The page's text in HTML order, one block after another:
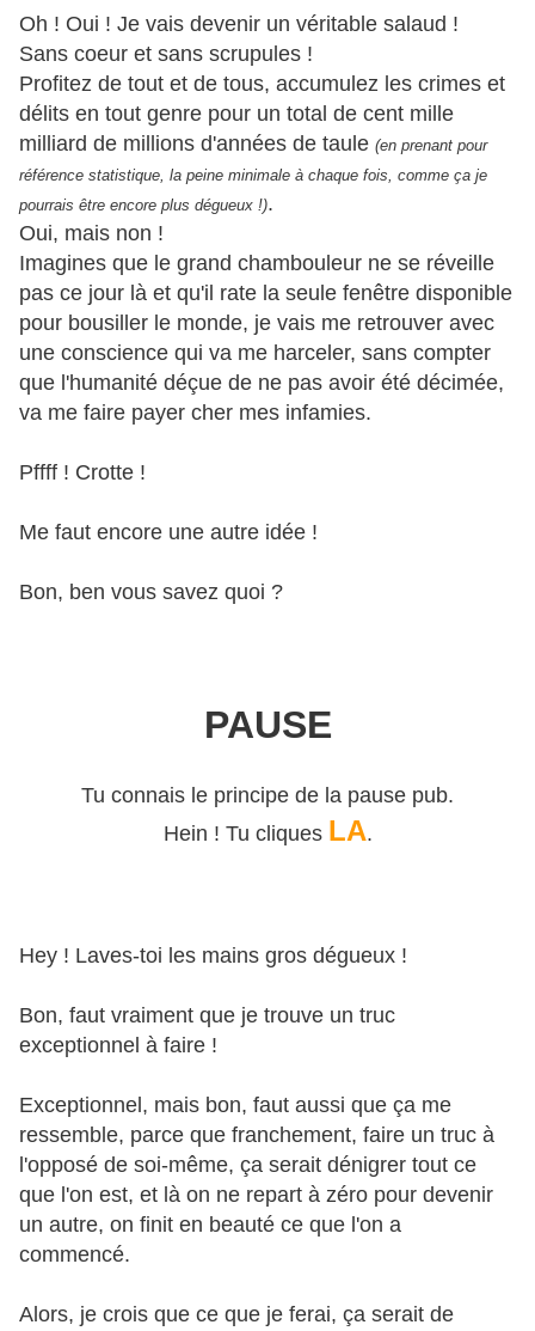
Oh ! Oui ! Je vais devenir un véritable salaud !
Sans coeur et sans scrupules !
Profitez de tout et de tous, accumulez les crimes et
délits en tout genre pour un total de cent mille
milliard de millions d'années de taule (en prenant pour
référence statistique, la peine minimale à chaque fois, comme ça je
pourrais être encore plus dégueux !).
Oui, mais non !
Imagines que le grand chambouleur ne se réveille
pas ce jour là et qu'il rate la seule fenêtre disponible
pour bousiller le monde, je vais me retrouver avec
une conscience qui va me harceler, sans compter
que l'humanité déçue de ne pas avoir été décimée,
va me faire payer cher mes infamies.
Pffff ! Crotte !
Me faut encore une autre idée !
Bon, ben vous savez quoi ?
PAUSE
Tu connais le principe de la pause pub.
Hein ! Tu cliques LA.
Hey ! Laves-toi les mains gros dégueux !
Bon, faut vraiment que je trouve un truc
exceptionnel à faire !
Exceptionnel, mais bon, faut aussi que ça me
ressemble, parce que franchement, faire un truc à
l'opposé de soi-même, ça serait dénigrer tout ce
que l'on est, et là on ne repart à zéro pour devenir
un autre, on finit en beauté ce que l'on a
commencé.
Alors, je crois que ce que je ferai, ça serait de